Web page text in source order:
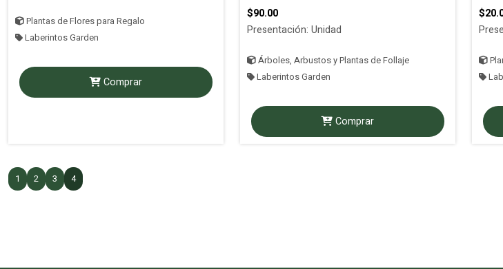
Plantas de Flores para Regalo
Laberintos Garden
Comprar
$90.00
Presentación: Unidad
Árboles, Arbustos y Plantas de Follaje
Laberintos Garden
Comprar
1 2 3 4